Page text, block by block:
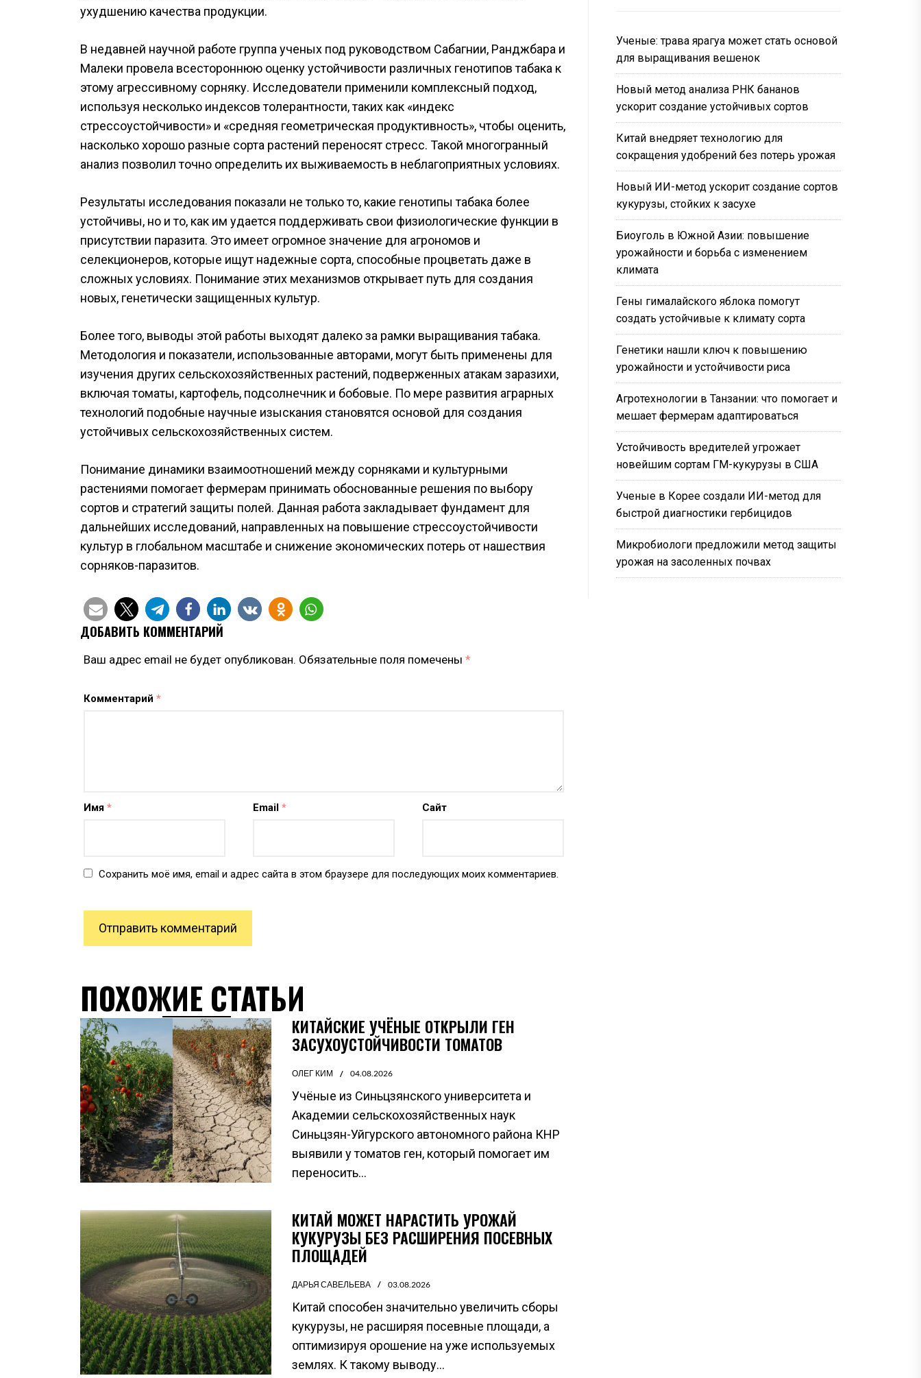
ухудшению качества продукции.
В недавней научной работе группа ученых под руководством Сабагнии, Ранджбара и
Малеки провела всестороннюю оценку устойчивости различных генотипов табака к
этому агрессивному сорняку. Исследователи применили комплексный подход,
используя несколько индексов толерантности, таких как «индекс
стрессоустойчивости» и «средняя геометрическая продуктивность», чтобы оценить,
насколько хорошо разные сорта растений переносят стресс. Такой многогранный
анализ позволил точно определить их выживаемость в неблагоприятных условиях.
Результаты исследования показали не только то, какие генотипы табака более
устойчивы, но и то, как им удается поддерживать свои физиологические функции в
присутствии паразита. Это имеет огромное значение для агрономов и
селекционеров, которые ищут надежные сорта, способные процветать даже в
сложных условиях. Понимание этих механизмов открывает путь для создания
новых, генетически защищенных культур.
Более того, выводы этой работы выходят далеко за рамки выращивания табака.
Методология и показатели, использованные авторами, могут быть применены для
изучения других сельскохозяйственных растений, подверженных атакам заразихи,
включая томаты, картофель, подсолнечник и бобовые. По мере развития аграрных
технологий подобные научные изыскания становятся основой для создания
устойчивых сельскохозяйственных систем.
Понимание динамики взаимоотношений между сорняками и культурными
растениями помогает фермерам принимать обоснованные решения по выбору
сортов и стратегий защиты полей. Данная работа закладывает фундамент для
дальнейших исследований, направленных на повышение стрессоустойчивости
культур в глобальном масштабе и снижение экономических потерь от нашествия
сорняков-паразитов.
ДОБАВИТЬ КОММЕНТАРИЙ
Ваш адрес email не будет опубликован. Обязательные поля помечены *
Комментарий *
Имя * Email * Сайт
Сохранить моё имя, email и адрес сайта в этом браузере для последующих моих комментариев.
ПОХОЖИЕ СТАТЬИ
КИТАЙСКИЕ УЧЁНЫЕ ОТКРЫЛИ ГЕН
ЗАСУХОУСТОЙЧИВОСТИ ТОМАТОВ
ОЛЕГ КИМ 04.08.2026
Учёные из Синьцзянского университета и
Академии сельскохозяйственных наук
Синьцзян-Уйгурского автономного района КНР
выявили у томатов ген, который помогает им
переносить...
КИТАЙ МОЖЕТ НАРАСТИТЬ УРОЖАЙ
КУКУРУЗЫ БЕЗ РАСШИРЕНИЯ ПОСЕВНЫХ
ПЛОЩАДЕЙ
ДАРЬЯ САВЕЛЬЕВА 03.08.2026
Китай способен значительно увеличить сборы
кукурузы, не расширяя посевные площади, а
оптимизируя орошение на уже используемых
землях. К такому выводу...
Ученые: трава ярагуа может стать основой
для выращивания вешенок
Новый метод анализа РНК бананов
ускорит создание устойчивых сортов
Китай внедряет технологию для
сокращения удобрений без потерь урожая
Новый ИИ-метод ускорит создание сортов
кукурузы, стойких к засухе
Биоуголь в Южной Азии: повышение
урожайности и борьба с изменением
климата
Гены гималайского яблока помогут
создать устойчивые к климату сорта
Генетики нашли ключ к повышению
урожайности и устойчивости риса
Агротехнологии в Танзании: что помогает и
мешает фермерам адаптироваться
Устойчивость вредителей угрожает
новейшим сортам ГМ-кукурузы в США
Ученые в Корее создали ИИ-метод для
быстрой диагностики гербицидов
Микробиологи предложили метод защиты
урожая на засоленных почвах